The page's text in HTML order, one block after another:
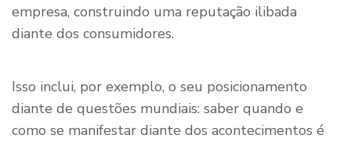
empresa, construindo uma reputação ilibada
diante dos consumidores.
Isso inclui, por exemplo, o seu posicionamento
diante de questões mundiais: saber quando e
como se manifestar diante dos acontecimentos é